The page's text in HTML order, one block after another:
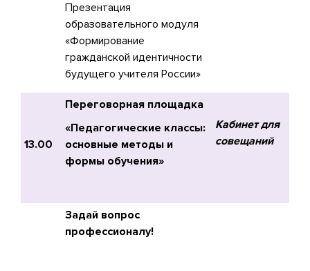
Презентация
образовательного модуля
«Формирование
гражданской идентичности
будущего учителя России»
13.00
Переговорная площадка
«Педагогические классы:
основные методы и
формы обучения»
Кабинет для
совещаний
Задай вопрос
профессионалу!